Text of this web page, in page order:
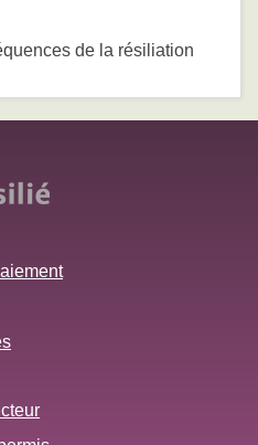
de la résiliation